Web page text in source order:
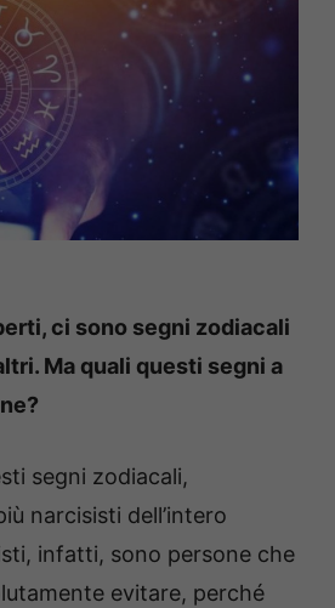
ci sono segni zodiacali
Ma quali questi segni a
segni zodiacali,
narcisisti dell’intero
infatti, sono persone che
evitare, perché